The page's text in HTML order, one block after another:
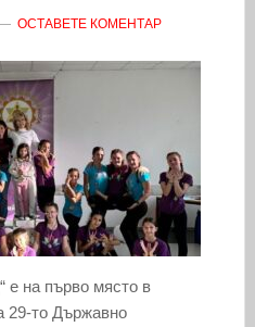
ОСТАВЕТЕ КОМЕНТАР
е на първо място в
29-то Държавно